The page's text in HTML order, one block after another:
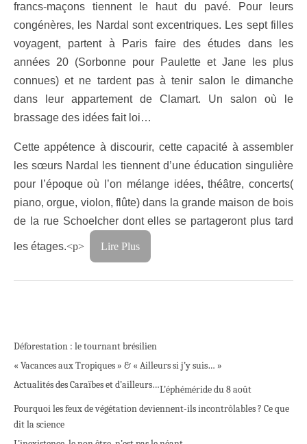
francs-maçons tiennent le haut du pavé. Pour leurs
congénères, les Nardal sont excentriques. Les sept filles
voyagent, partent à Paris faire des études dans les
années 20 (Sorbonne pour Paulette et Jane les plus
connues) et ne tardent pas à tenir salon le dimanche
dans leur appartement de Clamart. Un salon où le
brassage des idées fait loi…
Cette appétence à discourir, cette capacité à assembler
les sœurs Nardal les tiennent d’une éducation singulière
pour l’époque où l’on mélange idées, théâtre, concerts(
piano, orgue, violon, flûte) dans la grande maison de bois
de la rue Schoelcher dont elles se partageront plus tard
les étages.<p> Lire Plus
Déforestation : le tournant brésilien
« Vacances aux Tropiques » & « Ailleurs si j’y suis… »
Actualités des Caraïbes et d’ailleurs…L’éphéméride du 8 août
Pourquoi les feux de végétation deviennent-ils incontrôlables ? Ce que
dit la science